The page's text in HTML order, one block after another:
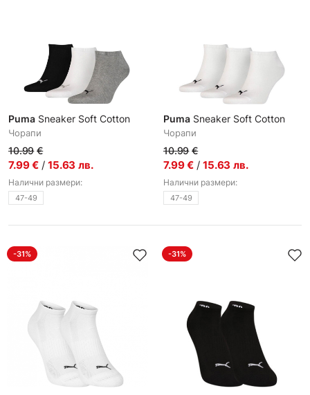
Puma Sneaker Soft Cotton
Чорапи
10.99 €
7.99 € / 15.63 лв.
Налични размери:
47-49
Puma Sneaker Soft Cotton
Чорапи
10.99 €
7.99 € / 15.63 лв.
Налични размери:
47-49
-31% -31%